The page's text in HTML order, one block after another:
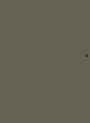
•